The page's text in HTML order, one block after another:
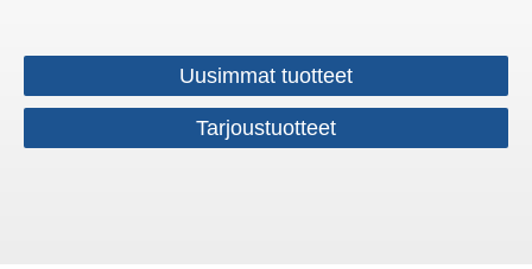
Uusimmat tuotteet
Tarjoustuotteet